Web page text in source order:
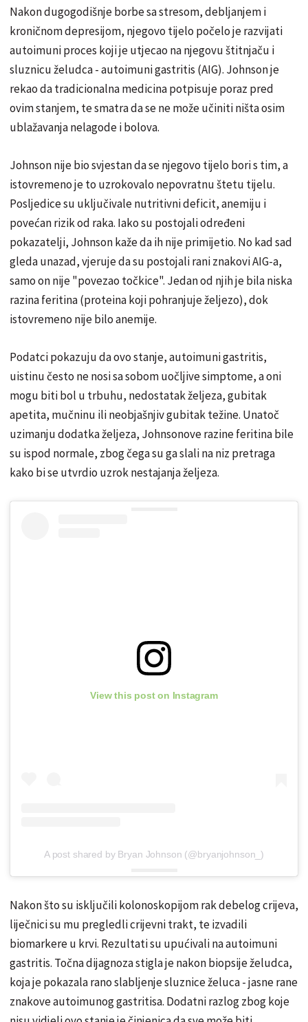
Nakon dugogodišnje borbe sa stresom, debljanjem i
kroničnom depresijom, njegovo tijelo počelo je razvijati
autoimuni proces koji je utjecao na njegovu štitnjaču i
sluznicu želudca - autoimuni gastritis (AIG). Johnson je
rekao da tradicionalna medicina potpisuje poraz pred
ovim stanjem, te smatra da se ne može učiniti ništa osim
ublažavanja nelagode i bolova.
Johnson nije bio svjestan da se njegovo tijelo bori s tim, a
istovremeno je to uzrokovalo nepovratnu štetu tijelu.
Posljedice su uključivale nutritivni deficit, anemiju i
povećan rizik od raka. Iako su postojali određeni
pokazatelji, Johnson kaže da ih nije primijetio. No kad sad
gleda unazad, vjeruje da su postojali rani znakovi AIG-a,
samo on nije "povezao točkice". Jedan od njih je bila niska
razina feritina (proteina koji pohranjuje željezo), dok
istovremeno nije bilo anemije.
Podatci pokazuju da ovo stanje, autoimuni gastritis,
uistinu često ne nosi sa sobom uočljive simptome, a oni
mogu biti bol u trbuhu, nedostatak željeza, gubitak
apetita, mučninu ili neobjašnjiv gubitak težine. Unatoč
uzimanju dodatka željeza, Johnsonove razine feritina bile
su ispod normale, zbog čega su ga slali na niz pretraga
kako bi se utvrdio uzrok nestajanja željeza.
View this post on Instagram
A post shared by Bryan Johnson (@bryanjohnson_)
Nakon što su isključili kolonoskopijom rak debelog crijeva,
liječnici su mu pregledli crijevni trakt, te izvadili
biomarkere u krvi. Rezultati su upućivali na autoimuni
gastritis. Točna dijagnoza stigla je nakon biopsije želudca,
koja je pokazala rano slabljenje sluznice želuca - jasne rane
znakove autoimunog gastritisa. Dodatni razlog zbog koje